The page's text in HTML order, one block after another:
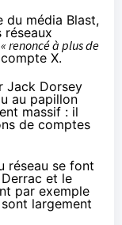
du média Blast,
réseaux
« renoncé à plus de
X.
Jack Dorsey
au papillon
massif : il
de comptes
réseau se font
et le
par exemple
largement